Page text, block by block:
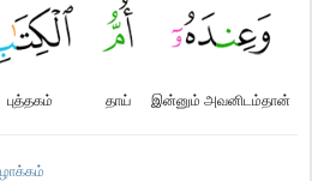
இன்னும் அவனிடம்தான்
தாய்
புத்தகம்